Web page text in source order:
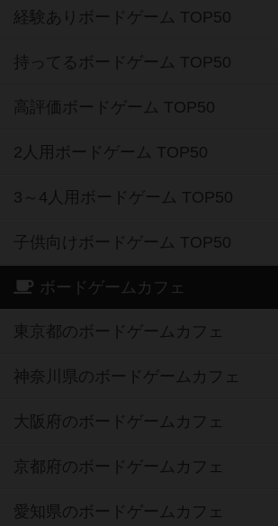
経験ありボードゲーム TOP50
持ってるボードゲーム TOP50
高評価ボードゲーム TOP50
2人用ボードゲーム TOP50
3～4人用ボードゲーム TOP50
子供向けボードゲーム TOP50
ボードゲームカフェ
東京都のボードゲームカフェ
神奈川県のボードゲームカフェ
大阪府のボードゲームカフェ
京都府のボードゲームカフェ
愛知県のボードゲームカフェ